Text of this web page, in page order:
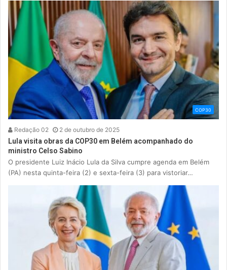
COP30
Redação 02 2 de outubro de 2025
Lula visita obras da COP30 em Belém acompanhado do
ministro Celso Sabino
O presidente Luiz Inácio Lula da Silva cumpre agenda em Belém
(PA) nesta quinta-feira (2) e sexta-feira (3) para vistoriar…